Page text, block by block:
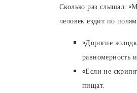
Сколько раз слышал:
человек ездит по
«Дорогие
равномерность
«Если не
пищат.